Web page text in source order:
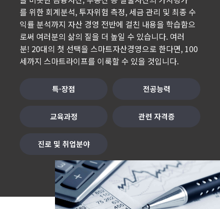
를 위한 회계분석, 투자위험 측정, 세금 관리 및 최종 수
익률 분석까지 자산 경영 전반에 걸친 내용을 학습함으
로써 여러분의 삶의 질을 더 높일 수 있습니다. 여러
분! 20대의 첫 선택을 스마트자산경영으로 한다면, 100
세까지 스마트라이프를 이룩할 수 있을 것입니다.
특·장점 전공능력
교육과정 관련 자격증
진로 및 취업분야